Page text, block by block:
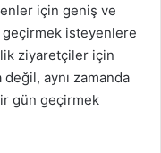
için geniş ve
isteyenlere
ziyaretçiler için
aynı zamanda
gün geçirmek